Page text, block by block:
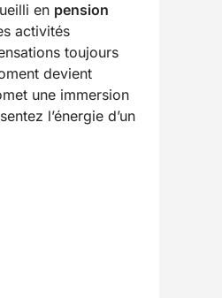
en pension
activités
toujours
devient
une immersion
l’énergie d’un